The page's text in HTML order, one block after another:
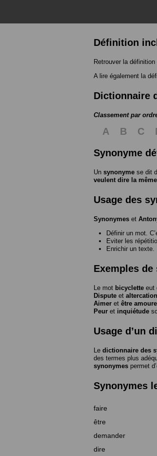
Définition
Retrouver la définition
A lire également la
Dictionnaire
Classement par
A B C
Synonyme
Un synonyme se dit
veulent dire la
Usage des
Synonymes et
Définir un mot.
Eviter les
Enrichir un texte.
Exemples de
Le mot bicyclette eut
Dispute et altercation
Aimer et être
Peur et inquiétude
Usage d’un
Le dictionnaire des
des termes plus
synonymes permet
Synonymes
faire
être
demander
dire